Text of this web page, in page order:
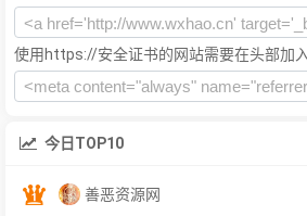
使用https://安全证书的网站需要在头部加入
今日TOP10
善恶资源网